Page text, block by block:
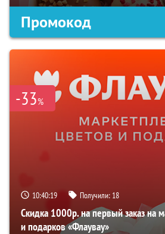
Промокод
-33%
10:40:18 Получили: 18
Скидка 1000р. на первый заказ на
и подарков «Флаувау»